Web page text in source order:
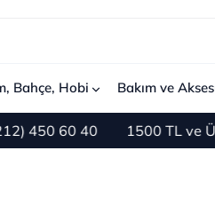
Bahçe, Hobi Bakım ve
60 40 1500 TL ve Üzeri